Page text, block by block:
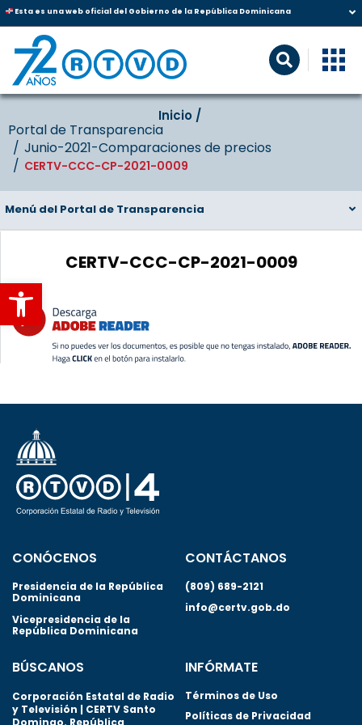
Abrir barra de herramientas
Esta es una web oficial del Gobierno de la República Dominicana
Inicio‎‎ /‎ ‎
Portal de Transparencia
Junio-2021-Comparaciones de precios
CERTV-CCC-CP-2021-0009
Menú del Portal de Transparencia
CERTV-CCC-CP-2021-0009
CONÓCENOS
Presidencia de la República
Dominicana
Vicepresidencia de la
República Dominicana
CONTÁCTANOS
(809) 689-2121
info@certv.gob.do
BÚSCANOS
Corporación Estatal de Radio
y Televisión | CERTV Santo
Domingo. República
INFÓRMATE
Términos de Uso
Políticas de Privacidad